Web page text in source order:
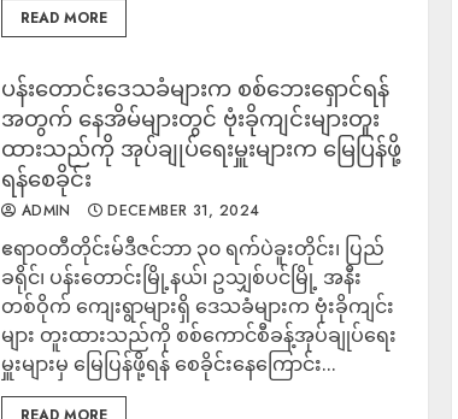
READ MORE
ပန်းတောင်းဒေသခံများက စစ်ဘေးရှောင်ရန်
အတွက် နေအိမ်များတွင် ဗုံးခိုကျင်းများတူး
ထားသည်ကို အုပ်ချုပ်ရေးမှူးများက မြေပြန်ဖို့
ရန်စေခိုင်း
ADMIN DECEMBER 31, 2024
ဧရာဝတီတိုင်းမ်ဒီဇင်ဘာ ၃၀ ရက်ပဲခူးတိုင်း၊ ပြည်
ခရိုင်၊ ပန်းတောင်းမြို့နယ်၊ ဥသျှစ်ပင်မြို့ အနီး
တစ်ဝိုက် ကျေးရွာများရှိ ဒေသခံများက ဗုံးခိုကျင်း
များ တူးထားသည်ကို စစ်ကောင်စီခန့်အုပ်ချုပ်ရေး
မှူးများမှ မြေပြန်ဖို့ရန် စေခိုင်းနေကြောင်း...